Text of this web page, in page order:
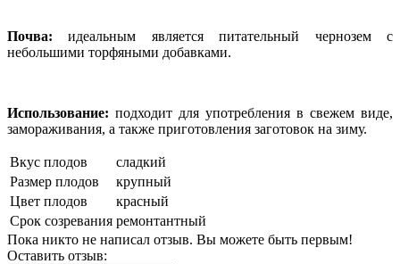
Почва: идеальным является питательный чернозем с
небольшими торфяными добавками.
Использование: подходит для употребления в свежем виде,
замораживания, а также приготовления заготовок на зиму.
Вкус плодов
сладкий
Размер плодов
крупный
Цвет плодов
красный
Срок созревания ремонтантный
Пока никто не написал отзыв. Вы можете быть первым!
Оставить отзыв: